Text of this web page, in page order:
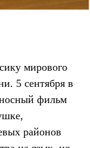
мирового
5 сентября в
фильм
районов